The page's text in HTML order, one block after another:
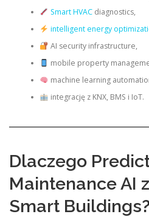
Smart HVACdiagnostics,
intelligent energy
AI security infrastructure,
mobile property
machine learning
integrację z KNX, BMS i IoT.
Dlaczego
Maintenance AI
Smart